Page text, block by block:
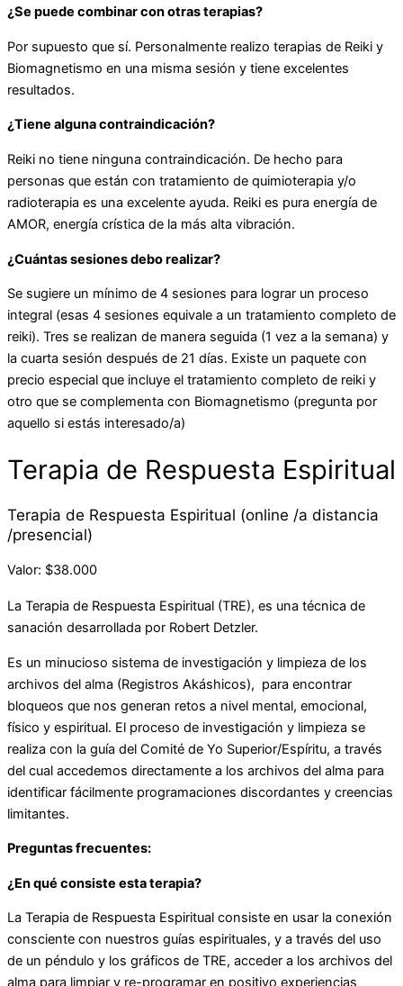
¿Se puede combinar con otras terapias?
Por supuesto que sí. Personalmente realizo terapias de Reiki y
Biomagnetismo en una misma sesión y tiene excelentes
resultados.
¿Tiene alguna contraindicación?
Reiki no tiene ninguna contraindicación. De hecho para
personas que están con tratamiento de quimioterapia y/o
radioterapia es una excelente ayuda. Reiki es pura energía de
AMOR, energía crística de la más alta vibración.
¿Cuántas sesiones debo realizar?
Se sugiere un mínimo de 4 sesiones para lograr un proceso
integral (esas 4 sesiones equivale a un tratamiento completo de
reiki). Tres se realizan de manera seguida (1 vez a la semana) y
la cuarta sesión después de 21 días. Existe un paquete con
precio especial que incluye el tratamiento completo de reiki y
otro que se complementa con Biomagnetismo (pregunta por
aquello si estás interesado/a)
Terapia de Respuesta Espiritual
Terapia de Respuesta Espiritual (online /a distancia
/presencial)
Valor: $38.000
La Terapia de Respuesta Espiritual (TRE), es una técnica de
sanación desarrollada por Robert Detzler.
Es un minucioso sistema de investigación y limpieza de los
archivos del alma (Registros Akáshicos), para encontrar
bloqueos que nos generan retos a nivel mental, emocional,
físico y espiritual. El proceso de investigación y limpieza se
realiza con la guía del Comité de Yo Superior/Espíritu, a través
del cual accedemos directamente a los archivos del alma para
identificar fácilmente programaciones discordantes y creencias
limitantes.
Preguntas frecuentes:
¿En qué consiste esta terapia?
La Terapia de Respuesta Espiritual consiste en usar la conexión
consciente con nuestros guías espirituales, y a través del uso
de un péndulo y los gráficos de TRE, acceder a los archivos del
alma para limpiar y re-programar en positivo experiencias